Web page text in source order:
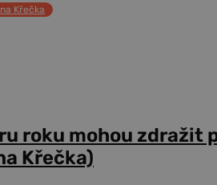
Křečka
roku mohou zdražit
Křečka)